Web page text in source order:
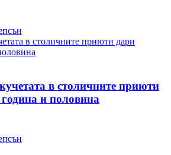
в столичните приюти
и половина